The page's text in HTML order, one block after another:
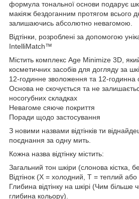
формула тональної основи подарує
макіяж бездоганним протягом всього
залишаючись абсолютно невагомою.
Відтінки, розроблені за допомогою
IntelliMatch™
Містить комплекс Age Minimize 3D,
косметичних засобів для догляду за
12-годинне зволоження та 12-годинна
Основа не скочується та не
носогубних складках
Невагоме сяюче покриття
Поради щодо застосування
З новими назвами відтінків ти
поєднання за одну мить.
Кожна назва відтінку містить:
Загальний тон шкіри (слонова кістка,
Відтінок (Х = холодний, Т = теплий
Глибина відтінку на шкірі (Чим більше
глибина кольору).